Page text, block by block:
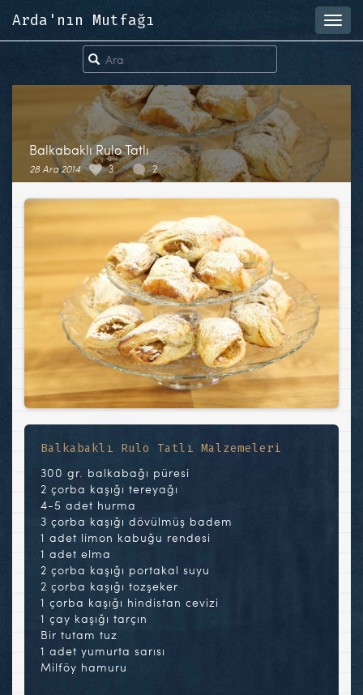
Arda'nın Mutfağı
Balkabaklı Rulo Tatlı
28 Ara 2014 3 2
Balkabaklı Rulo Tatlı Malzemeleri
300 gr. balkabağı püresi
2 çorba kaşığı tereyağı
4-5 adet hurma
3 çorba kaşığı dövülmüş badem
1 adet limon kabuğu rendesi
1 adet elma
2 çorba kaşığı portakal suyu
2 çorba kaşığı tozşeker
1 çorba kaşığı hindistan cevizi
1 çay kaşığı tarçın
Bir tutam tuz
1 adet yumurta sarısı
Milföy hamuru